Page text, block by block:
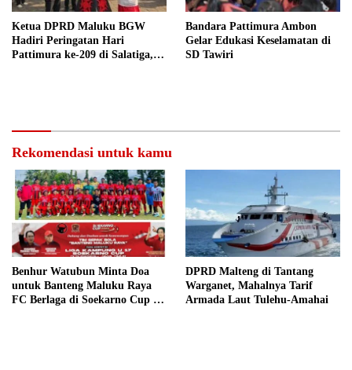
Ketua DPRD Maluku BGW
Hadiri Peringatan Hari
Pattimura ke-209 di Salatiga,
Bandara Pattimura Ambon
Gelar Edukasi Keselamatan di
SD Tawiri
Rekomendasi untuk kamu
Benhur Watubun Minta Doa
untuk Banteng Maluku Raya
FC Berlaga di Soekarno Cup U-
DPRD Malteng di Tantang
Warganet, Mahalnya Tarif
Armada Laut Tulehu-Amahai